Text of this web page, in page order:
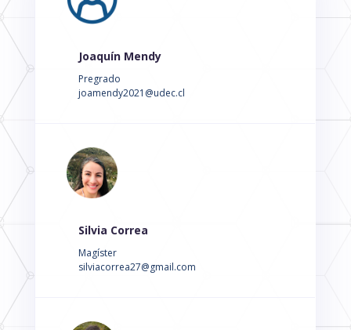
Joaquín Mendy
Pregrado
joamendy2021@udec.cl
Silvia Correa
Magíster
silviacorrea27@gmail.com